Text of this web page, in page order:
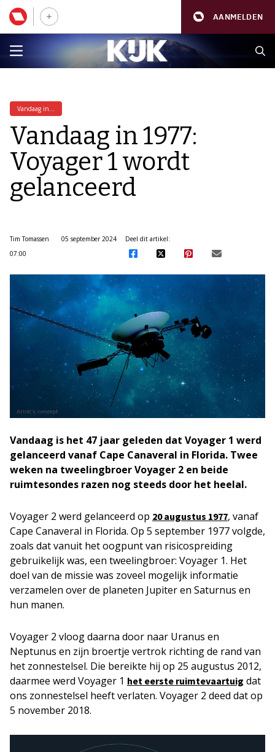
AANMELDEN
Vandaag in...
Vandaag in 1977:
Voyager 1 wordt
gelanceerd
Tim Tomassen
05 september 2024
07:00
Deel dit artikel:
Vandaag is het 47 jaar geleden dat Voyager 1 werd
gelanceerd vanaf Cape Canaveral in Florida. Twee
weken na tweelingbroer Voyager 2 en beide
ruimtesondes razen nog steeds door het heelal.
Voyager 2 werd gelanceerd op 20 augustus 1977, vanaf
Cape Canaveral in Florida. Op 5 september 1977 volgde,
zoals dat vanuit het oogpunt van risicospreiding
gebruikelijk was, een tweelingbroer: Voyager 1. Het
doel van de missie was zoveel mogelijk informatie
verzamelen over de planeten Jupiter en Saturnus en
hun manen.
Voyager 2 vloog daarna door naar Uranus en
Neptunus en zijn broertje vertrok richting de rand van
het zonnestelsel. Die bereikte hij op 25 augustus 2012,
daarmee werd Voyager 1 het eerste ruimtevaartuig dat
ons zonnestelsel heeft verlaten. Voyager 2 deed dat op
5 november 2018.